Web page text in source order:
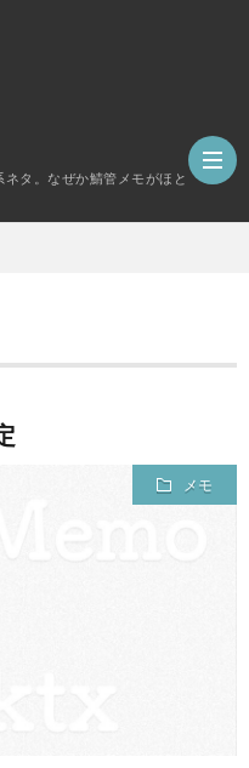
タ。なぜか鯖管メモがほと
メモ